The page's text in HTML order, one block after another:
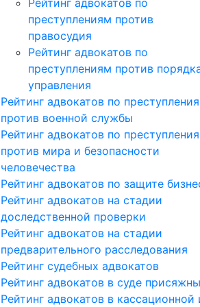
Рейтинг адвокатов по
преступлениям против
правосудия
Рейтинг адвокатов по
преступлениям против
управления
Рейтинг адвокатов по
против военной службы
Рейтинг адвокатов по
против мира и безопасности
человечества
Рейтинг адвокатов по защите
Рейтинг адвокатов на стадии
доследственной проверки
Рейтинг адвокатов на стадии
предварительного расследования
Рейтинг судебных адвокатов
Рейтинг адвокатов в суде
Рейтинг адвокатов в кассационной